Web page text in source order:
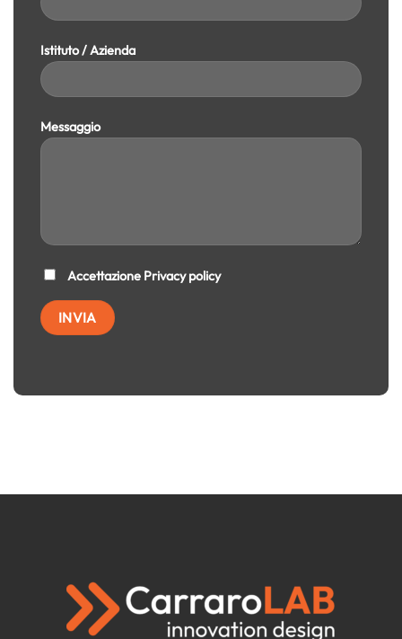
Istituto / Azienda
Messaggio
Accettazione Privacy policy